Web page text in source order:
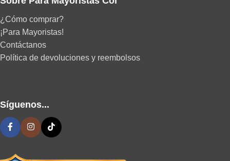
¿Cómo comprar?
¡Para Mayoristas!
Contáctanos
Política de devoluciones y reembolsos
Síguenos...